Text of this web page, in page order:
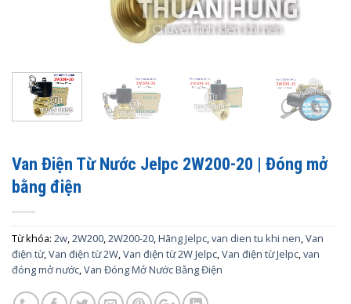
Van Điện Từ Nước Jelpc 2W200-20 | Đóng mở
bằng điện
Từ khóa: 2w,2W200,2W200-20,Hãng Jelpc,van dien tu khi nen,Van
điện từ,Van điện từ 2W,Van điện từ 2W Jelpc,Van điện từ Jelpc,van
đóng mở nước,Van Đóng Mở Nước Bằng Điện